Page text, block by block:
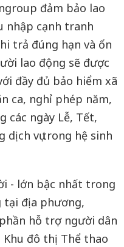
đảm bảo lao
nhập cạnh tranh
trả đúng hạn và ổn
lao động sẽ được
đầy đủ bảo hiểm xã
ca, nghỉ phép năm,
các ngày Lễ, Tết,
dịch vụ trong hệ sinh
- lớn bậc nhất trong
tại địa phương,
hỗ trợ người dân
đô thị Thể thao